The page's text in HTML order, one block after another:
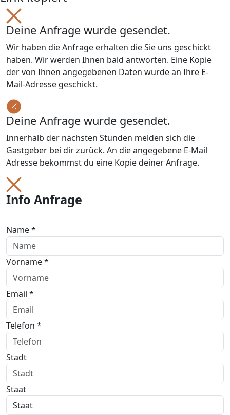
Deine Anfrage wurde gesendet.
Wir haben die Anfrage erhalten die Sie uns geschickt
haben. Wir werden Ihnen bald antworten. Eine Kopie
der von Ihnen angegebenen Daten wurde an Ihre E-
Mail-Adresse geschickt.
Deine Anfrage wurde gesendet.
Innerhalb der nächsten Stunden melden sich die
Gastgeber bei dir zurück. An die angegebene E-Mail
Adresse bekommst du eine Kopie deiner Anfrage.
Info Anfrage
Name *
Vorname *
Email *
Telefon *
Stadt
Staat